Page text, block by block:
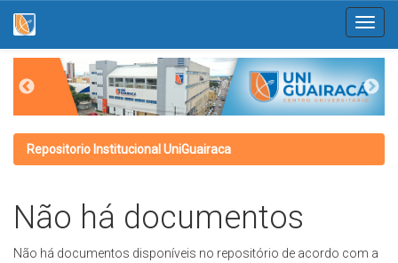
navigation
Repositorio Institucional UniGuairaca
Não há documentos
Não há documentos disponíveis no repositório de acordo com a